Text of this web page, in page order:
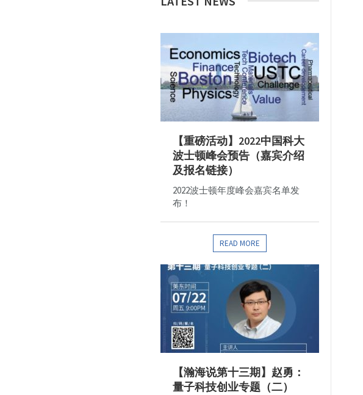
【重磅活动】2022中国科大
波士顿峰会预告（嘉宾介绍
及报名链接）
2022波士顿年度峰会嘉宾名单发
布！
READ MORE
【瀚海说第十三期】赵勇：
量子科技创业专题（二）